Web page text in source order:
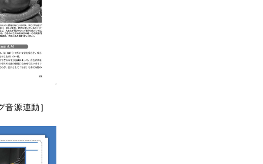
源連動］